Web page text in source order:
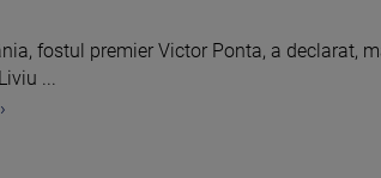
fostul premier Victor Ponta, a declarat,
...